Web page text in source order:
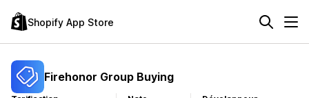
Shopify App Store
Firehonor Group Buying